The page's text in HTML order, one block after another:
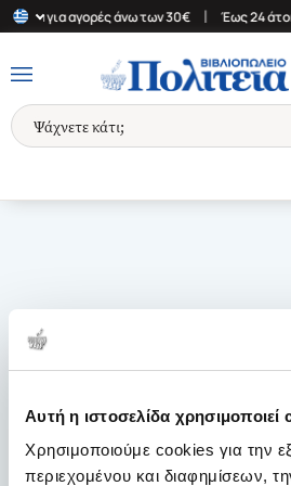
Αυτή η ιστοσελίδα χρησιμοποιεί
Χρησιμοποιούμε cookies για την
περιεχομένου και διαφημίσεων,
για αγορές άνω των 30€ Έως 24